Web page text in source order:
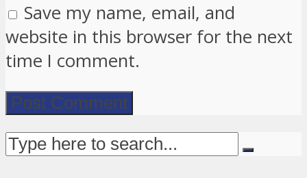
Save my name, email, and
website in this browser for the next
time I comment.